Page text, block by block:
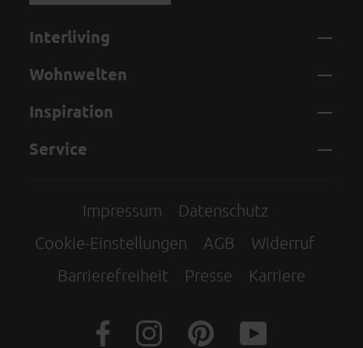
Interliving
Wohnwelten
Inspiration
Service
Impressum
Datenschutz
Cookie-Einstellungen
AGB
Widerruf
Barrierefreiheit
Presse Karriere